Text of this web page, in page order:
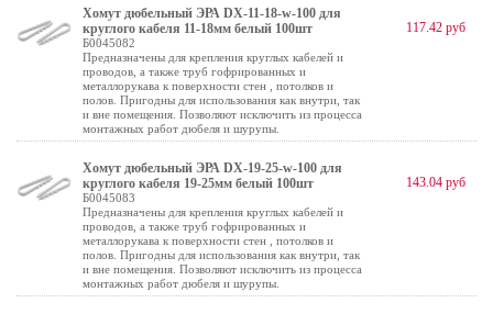
Хомут дюбельный ЭРА DX-11-18-w-100 для
круглого кабеля 11-18мм белый 100шт
Б0045082
Предназначены для крепления круглых кабелей и
проводов, а также труб гофрированных и
металлорукава к поверхности стен , потолков и
полов. Пригодны для использования как внутри, так
и вне помещения. Позволяют исключить из процесса
монтажных работ дюбеля и шурупы.
117.42 руб
Хомут дюбельный ЭРА DX-19-25-w-100 для
круглого кабеля 19-25мм белый 100шт
Б0045083
Предназначены для крепления круглых кабелей и
проводов, а также труб гофрированных и
металлорукава к поверхности стен , потолков и
полов. Пригодны для использования как внутри, так
и вне помещения. Позволяют исключить из процесса
монтажных работ дюбеля и шурупы.
143.04 руб